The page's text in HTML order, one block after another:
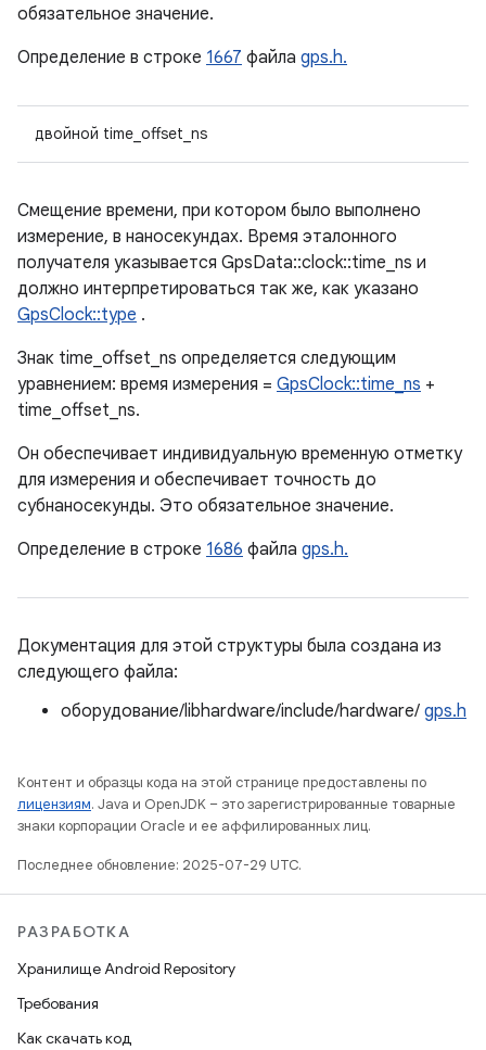
обязательное значение.
Определение в строке 1667 файла gps.h.
двойной time_offset_ns
Смещение времени, при котором было выполнено
измерение, в наносекундах. Время эталонного
получателя указывается GpsData::clock::time_ns и
должно интерпретироваться так же, как указано
GpsClock::type .
Знак time_offset_ns определяется следующим
уравнением: время измерения = GpsClock::time_ns +
time_offset_ns.
Он обеспечивает индивидуальную временную отметку
для измерения и обеспечивает точность до
субнаносекунды. Это обязательное значение.
Определение в строке 1686 файла gps.h.
Документация для этой структуры была создана из
следующего файла:
оборудование/libhardware/include/hardware/ gps.h
Контент и образцы кода на этой странице предоставлены по
лицензиям. Java и OpenJDK – это зарегистрированные товарные
знаки корпорации Oracle и ее аффилированных лиц.
Последнее обновление: 2025-07-29 UTC.
РАЗРАБОТКА
Хранилище Android Repository
Требования
Как скачать код